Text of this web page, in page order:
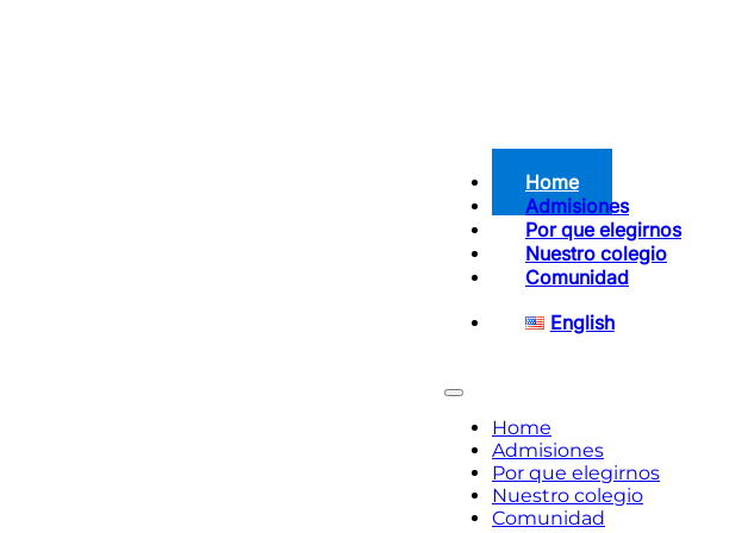
Home
Admisiones
Por que elegirnos
Nuestro colegio
Comunidad
English
Home
Admisiones
Por que elegirnos
Nuestro colegio
Comunidad